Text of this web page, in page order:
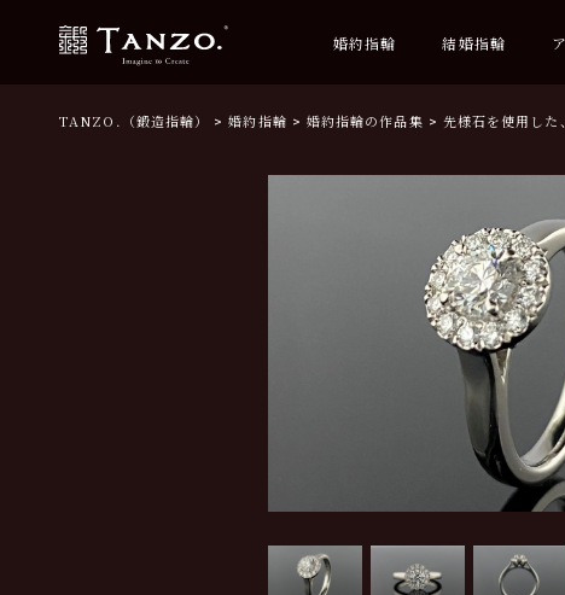
婚約指輪 結婚指輪
TANZO.（鍛造指輪） 婚約指輪 婚約指輪の作品集 先様石を使用し